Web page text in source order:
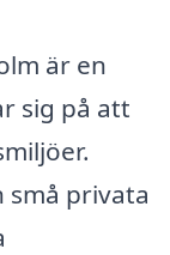
är en
sig på att
små privata